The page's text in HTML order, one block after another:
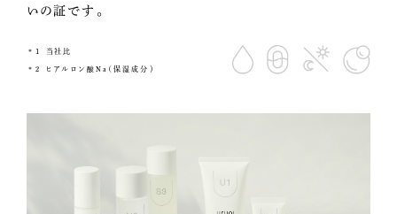
いの証です。
＊1 当社比
＊2 ヒアルロン酸Na（保湿成分）